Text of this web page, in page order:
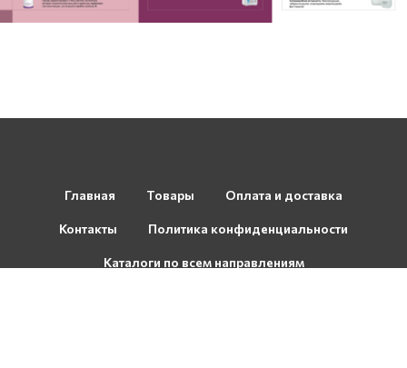
Главная Товары Оплата и доставка
Контакты Политика конфиденциальности
Каталоги по всем направлениям